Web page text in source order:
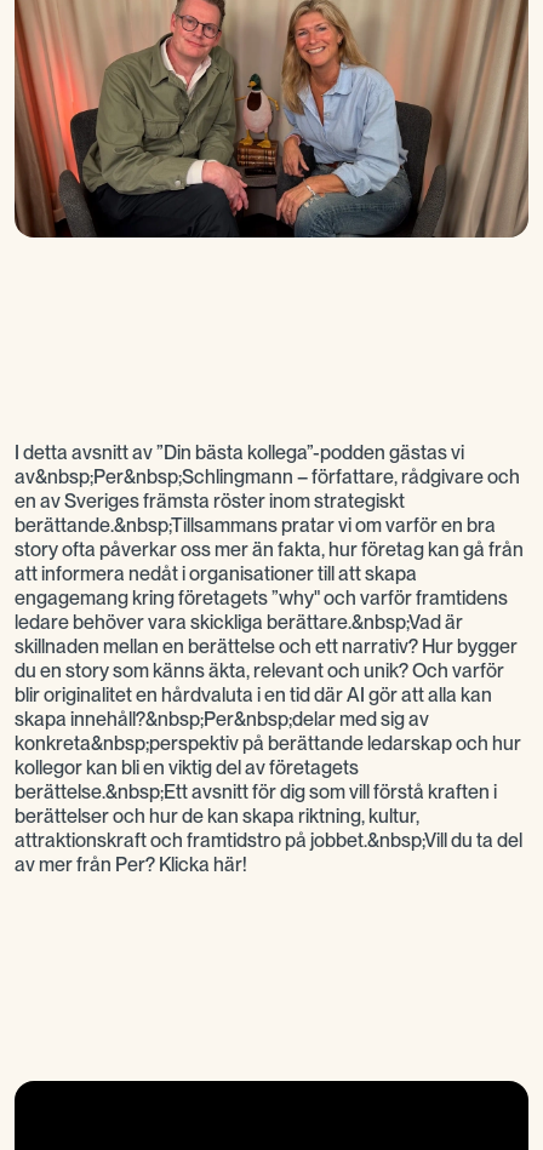
I detta avsnitt av ”Din bästa kollega”-podden gästas vi
av&nbsp;Per&nbsp;Schlingmann – författare, rådgivare och
en av Sveriges främsta röster inom strategiskt
berättande.&nbsp;Tillsammans pratar vi om varför en bra
story ofta påverkar oss mer än fakta, hur företag kan gå från
att informera nedåt i organisationer till att skapa
engagemang kring företagets ”why" och varför framtidens
ledare behöver vara skickliga berättare.&nbsp;Vad är
skillnaden mellan en berättelse och ett narrativ? Hur bygger
du en story som känns äkta, relevant och unik? Och varför
blir originalitet en hårdvaluta i en tid där AI gör att alla kan
skapa innehåll?&nbsp;Per&nbsp;delar med sig av
konkreta&nbsp;perspektiv på berättande ledarskap och hur
kollegor kan bli en viktig del av företagets
berättelse.&nbsp;Ett avsnitt för dig som vill förstå kraften i
berättelser och hur de kan skapa riktning, kultur,
attraktionskraft och framtidstro på jobbet.&nbsp;Vill du ta del
av mer från Per? Klicka här!